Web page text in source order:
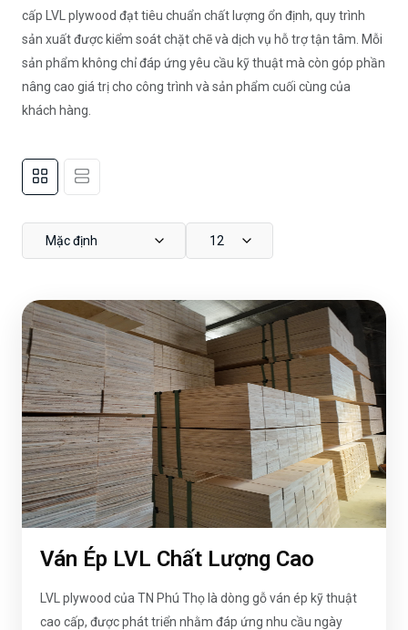
cấp LVL plywood đạt tiêu chuẩn chất lượng ổn định, quy trình
sản xuất được kiểm soát chặt chẽ và dịch vụ hỗ trợ tận tâm. Mỗi
sản phẩm không chỉ đáp ứng yêu cầu kỹ thuật mà còn góp phần
nâng cao giá trị cho công trình và sản phẩm cuối cùng của
khách hàng.
Mặc định 12
Ván Ép LVL Chất Lượng Cao
LVL plywood của TN Phú Thọ là dòng gỗ ván ép kỹ thuật
cao cấp, được phát triển nhằm đáp ứng nhu cầu ngày